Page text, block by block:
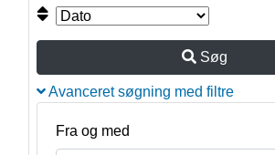
Søg
Avanceret søgning med filtre
Fra og med